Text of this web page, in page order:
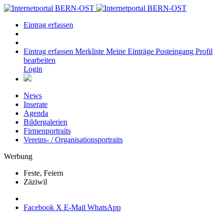
Eintrag erfassen
Eintrag erfassen Merkliste Meine Einträge Posteingang Profil
bearbeiten
Login
News
Inserate
Agenda
Bildergalerien
Firmenportraits
Vereins- / Organisationsportraits
Werbung
Feste, Feiern
Zäziwil
Facebook X E-Mail WhatsApp